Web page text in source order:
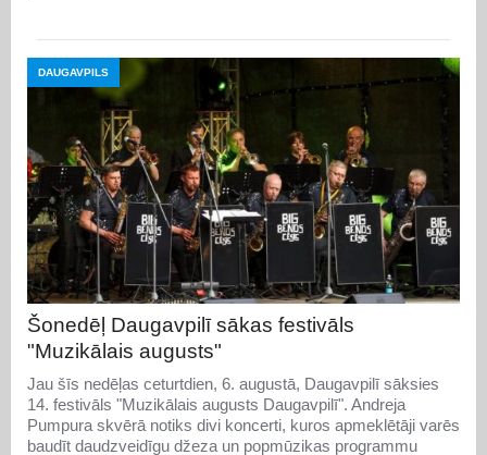
DAUGAVPILS
Šonedēļ Daugavpilī sākas festivāls
"Muzikālais augusts"
Jau šīs nedēļas ceturtdien, 6. augustā, Daugavpilī sāksies
14. festivāls "Muzikālais augusts Daugavpilī". Andreja
Pumpura skvērā notiks divi koncerti, kuros apmeklētāji varēs
baudīt daudzveidīgu džeza un popmūzikas programmu